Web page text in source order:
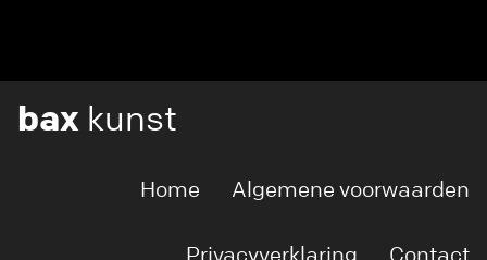
bax kunst
Home Algemene voorwaarden
Privacyverklaring Contact